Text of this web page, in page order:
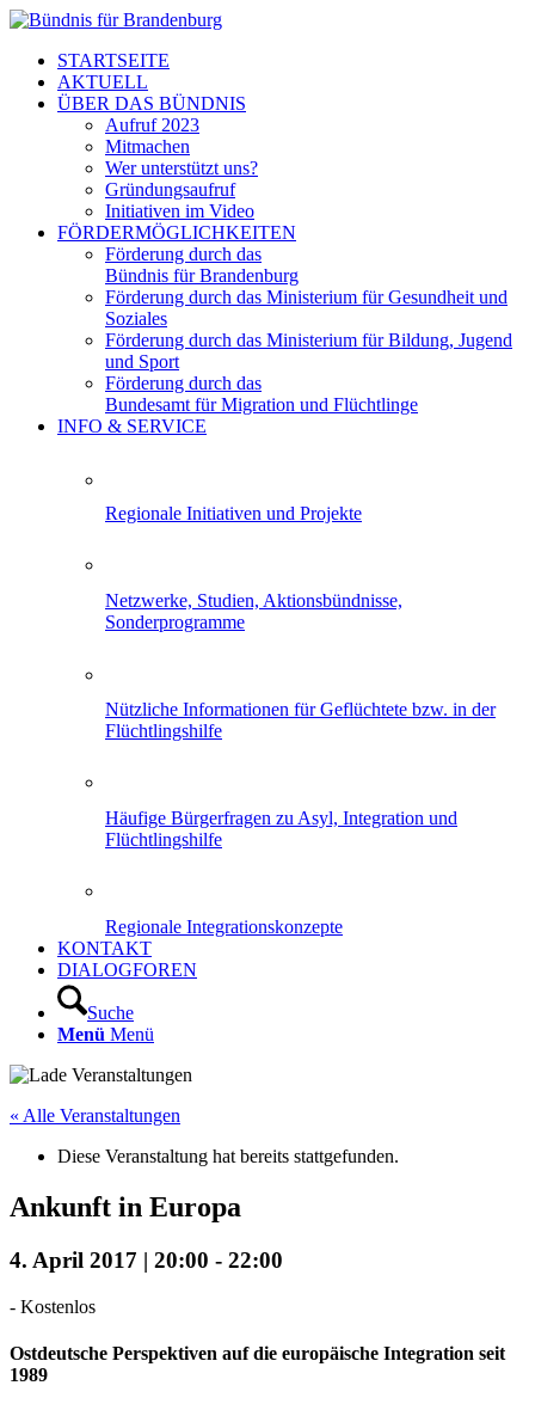
STARTSEITE
AKTUELL
ÜBER DAS BÜNDNIS
Aufruf 2023
Mitmachen
Wer unterstützt uns?
Gründungsaufruf
Initiativen im Video
FÖRDERMÖGLICHKEITEN
Förderung durch das
Bündnis für Brandenburg
Förderung durch das Ministerium für Gesundheit und
Soziales
Förderung durch das Ministerium für Bildung, Jugend
und Sport
Förderung durch das
Bundesamt für Migration und Flüchtlinge
INFO & SERVICE
Regionale Initiativen und Projekte
Netzwerke, Studien, Aktionsbündnisse,
Sonderprogramme
Nützliche Informationen für Geflüchtete bzw. in der
Flüchtlingshilfe
Häufige Bürgerfragen zu Asyl, Integration und
Flüchtlingshilfe
Regionale Integrationskonzepte
KONTAKT
DIALOGFOREN
Suche
Menü Menü
« Alle Veranstaltungen
Diese Veranstaltung hat bereits stattgefunden.
Ankunft in Europa
4. April 2017 | 20:00 - 22:00
- Kostenlos
Ostdeutsche Perspektiven auf die europäische Integration seit
1989